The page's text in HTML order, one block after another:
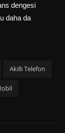
dengesi
daha da
Akıllı Telefon